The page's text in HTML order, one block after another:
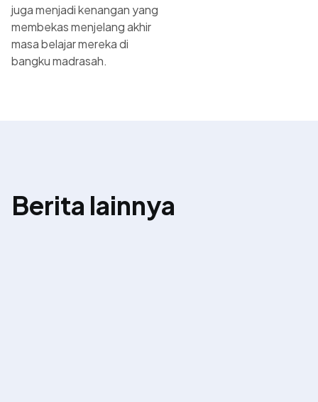
juga menjadi kenangan yang
membekas menjelang akhir
masa belajar mereka di
bangku madrasah.
Berita lainnya